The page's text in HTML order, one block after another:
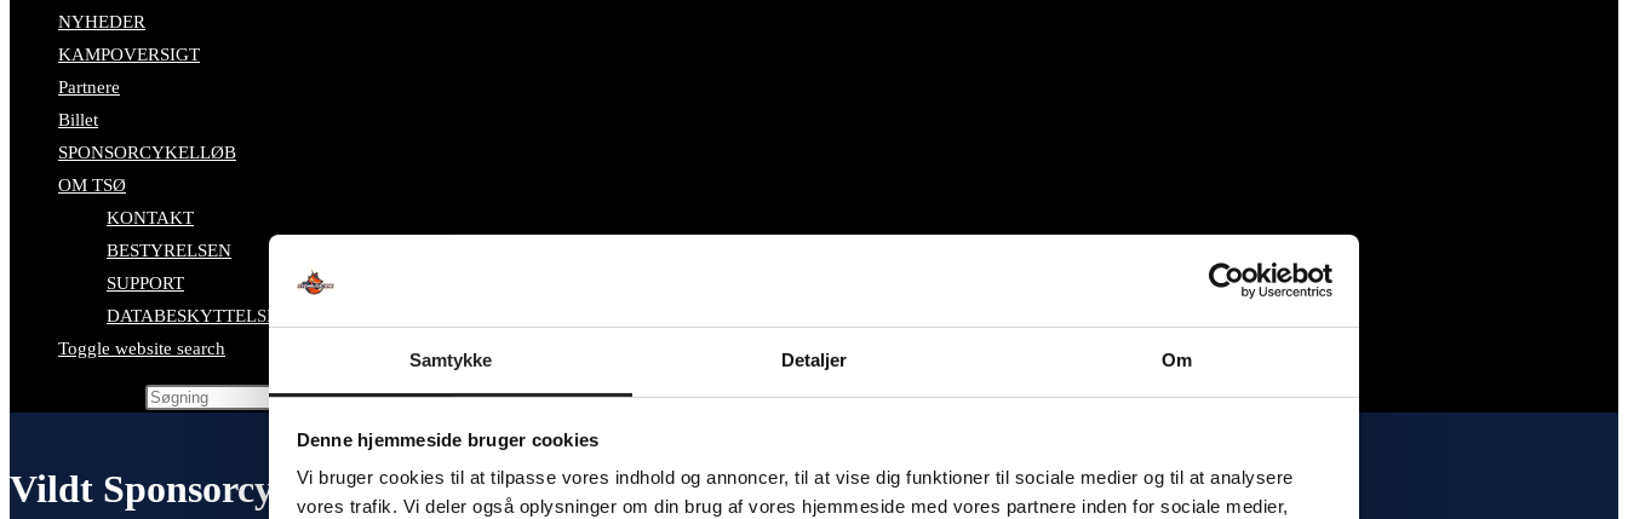
Samtykke Detaljer Om
Denne hjemmeside bruger cookies
Vi bruger cookies til at tilpasse vores indhold og annoncer, til at vise dig funktioner til sociale medier og til at analysere
vores trafik. Vi deler også oplysninger om din brug af vores hjemmeside med vores partnere inden for sociale medier,
NYHEDER
KAMPOVERSIGT
Partnere
Billet
SPONSORCYKELLØB
OM TSØ
KONTAKT
BESTYRELSEN
SUPPORT
DATABESKYTTELSESPOLITIK
Toggle website search
Vildt Sponsorcykelløb 2026